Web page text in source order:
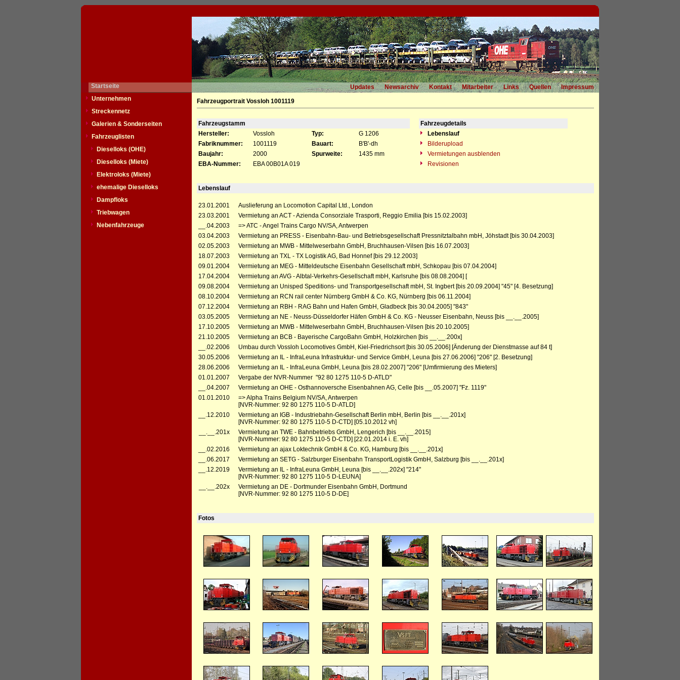
Startseite Updates Newsarchiv Kontakt Mitarbeiter Links Quellen
Impressum
Unternehmen
Streckennetz
Galerien & Sonderseiten
Fahrzeuglisten
Dieselloks (OHE)
Dieselloks (Miete)
Elektroloks (Miete)
ehemalige Dieselloks
Dampfloks
Triebwagen
Nebenfahrzeuge
Fahrzeugportrait Vossloh 1001119
Fahrzeugstamm
Fahrzeugdetails
Hersteller:
Vossloh Typ: G 1206
Lebenslauf
Fabriknummer:
1001119 Bauart: B'B'-dh
Bilderupload
Baujahr:
2000 Spurweite: 1435 mm
Vermietungen ausblenden
EBA-Nummer:
EBA 00B01A 019 Revisionen
Lebenslauf
23.01.2001
Auslieferung an Locomotion Capital Ltd., London
23.03.2001
Vermietung an ACT - Azienda Consorziale Trasporti, Reggio Emilia [bis 15.02.2003]
__.04.2003
=> ATC - Angel Trains Cargo NV/SA, Antwerpen
03.04.2003
Vermietung an PRESS - Eisenbahn-Bau- und Betriebsgesellschaft Pressnitztalbahn mbH, Jöhstadt [bis 30.04.2003]
02.05.2003
Vermietung an MWB - Mittelweserbahn GmbH, Bruchhausen-Vilsen [bis 16.07.2003]
18.07.2003
Vermietung an TXL - TX Logistik AG, Bad Honnef [bis 29.12.2003]
09.01.2004
Vermietung an MEG - Mitteldeutsche Eisenbahn Gesellschaft mbH, Schkopau [bis 07.04.2004]
17.04.2004
Vermietung an AVG - Albtal-Verkehrs-Gesellschaft mbH, Karlsruhe [bis 08.08.2004] [
09.08.2004
Vermietung an Unisped Speditions- und Transportgesellschaft mbH, St. Ingbert [bis 20.09.2004] "45" [4. Besetzung]
08.10.2004
Vermietung an RCN rail center Nürnberg GmbH & Co. KG, Nürnberg [bis 06.11.2004]
07.12.2004
Vermietung an RBH - RAG Bahn und Hafen GmbH, Gladbeck [bis 30.04.2005] "843"
03.05.2005
Vermietung an NE - Neuss-Düsseldorfer Häfen GmbH & Co. KG - Neusser Eisenbahn, Neuss [bis __.__.2005]
17.10.2005
Vermietung an MWB - Mittelweserbahn GmbH, Bruchhausen-Vilsen [bis 20.10.2005]
21.10.2005
Vermietung an BCB - Bayerische CargoBahn GmbH, Holzkirchen [bis __.__.200x]
__.02.2006
Umbau durch Vossloh Locomotives GmbH, Kiel-Friedrichsort [bis 30.05.2006] [Änderung der Dienstmasse auf 84 t]
30.05.2006
Vermietung an IL - InfraLeuna Infrastruktur- und Service GmbH, Leuna [bis 27.06.2006] "206" [2. Besetzung]
28.06.2006
Vermietung an IL - InfraLeuna GmbH, Leuna [bis 28.02.2007] "206" [Umfirmierung des Mieters]
01.01.2007
Vergabe der NVR-Nummer "92 80 1275 110-5 D-ATLD"
__.04.2007
Vermietung an OHE - Osthannoversche Eisenbahnen AG, Celle [bis __.05.2007] "Fz. 1119"
01.01.2010
=> Alpha Trains Belgium NV/SA, Antwerpen
[NVR-Nummer: 92 80 1275 110-5 D-ATLD]
__.12.2010
Vermietung an IGB - Industriebahn-Gesellschaft Berlin mbH, Berlin [bis __.__.201x]
[NVR-Nummer: 92 80 1275 110-5 D-CTD] [05.10.2012 vh]
__.__.201x
Vermietung an TWE - Bahnbetriebs GmbH, Lengerich [bis __.__.2015]
[NVR-Nummer: 92 80 1275 110-5 D-CTD] [22.01.2014 i. E. vh]
__.02.2016
Vermietung an ajax Loktechnik GmbH & Co. KG, Hamburg [bis __.__.201x]
__.06.2017
Vermietung an SETG - Salzburger Eisenbahn TransportLogistik GmbH, Salzburg [bis __.__.201x]
__.12.2019
Vermietung an IL - InfraLeuna GmbH, Leuna [bis __.__.202x] "214"
[NVR-Nummer: 92 80 1275 110-5 D-LEUNA]
__.__.202x
Vermietung an DE - Dortmunder Eisenbahn GmbH, Dortmund
[NVR-Nummer: 92 80 1275 110-5 D-DE]
Fotos